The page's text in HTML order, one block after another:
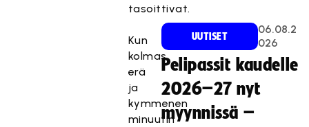
tasoittivat.
Kun
kolmas
erä
ja
kymmenen
minuutin
UUTISET
06.08.2
026
Pelipassit kaudelle
2026–27 nyt
myynnissä –